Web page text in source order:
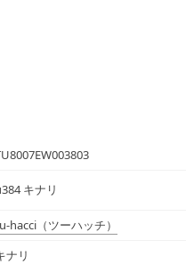
キナリ
hacci （ツーハッチ）
ナリ